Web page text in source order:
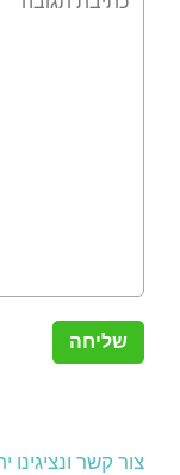
צור קשר